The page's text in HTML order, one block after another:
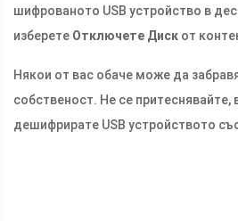
шифрованото USB устройство в
изберете Отключете Диск от
Някои от вас обаче може да
собственост. Не се
дешифрирате USB устройството